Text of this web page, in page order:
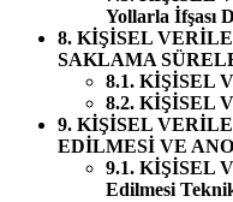
Yollarla İfşası
8. KİŞİSEL
SAKLAMA
8.1. KİŞİSEL
8.2. KİŞİSEL
9. KİŞİSEL
EDİLMESİ VE
9.1. KİŞİSEL
Edilmesi